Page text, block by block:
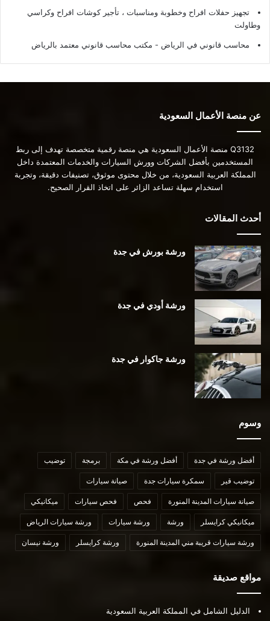
تجهيز حفلات افراح وخطوبة ومناسبات ، تأجير كوشات افراح وكراسي
وطاولت
محاسب قانوني في الرياض - مكتب محاسب قانوني معتمد بالرياض
عن منصة الأعمال السعودية
Q3132 منصة الأعمال السعودية هي منصة رقمية متخصصة تهدف إلى ربط
المستخدمين بأفضل الشركات وورش السيارات والخدمات المعتمدة داخل
المملكة العربية السعودية، من خلال محتوى موثوق، تصنيفات دقيقة، وتجربة
استخدام سهلة تساعد الزائر على اتخاذ القرار الصحيح.
أحدث المقالات
ورشة بورش في جدة
ورشة أودي في جدة
ورشة جاكوار في جدة
وسوم
أفضل ورشة في جدة أفضل ورشة في مكة برمجة توضيب
توضيب قير سمكرة سيارات جدة صيانة سيارات
صيانة سيارات المدينة المنورة فحص فحص سيارات ميكانيكي
ميكانيكي كرايسلر ورشة ورشة سيارات ورشة سيارات الرياض
ورشة سيارات قريبة مني المدينة المنورة ورشة كرايسلر ورشة نيسان
مواقع صديقة
الدليل الشامل في المملكة العربية السعودية